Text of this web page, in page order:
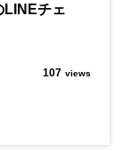
LINEチェ
107 views